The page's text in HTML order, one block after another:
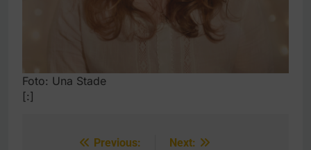
Foto: Una Stade
[:]
Previous:
Next: